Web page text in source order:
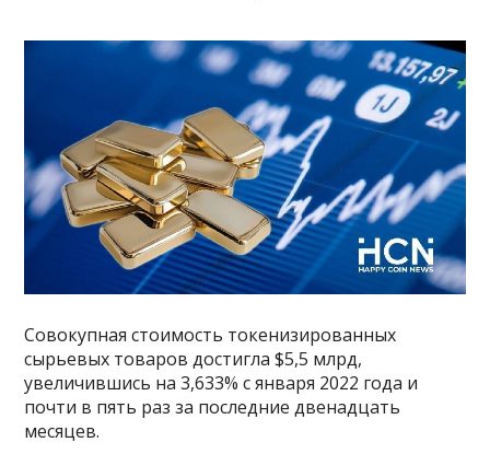
Совокупная стоимость токенизированных
сырьевых товаров достигла $5,5 млрд,
увеличившись на 3,633% с января 2022 года и
почти в пять раз за последние двенадцать
месяцев.